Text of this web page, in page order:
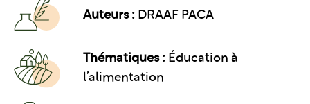
Auteurs : DRAAF PACA
Thématiques : Éducation à
l’alimentation